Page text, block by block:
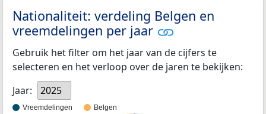
Nationaliteit: verdeling Belgen en
vreemdelingen per jaar
Gebruik het filter om het jaar van de cijfers te
selecteren en het verloop over de jaren te bekijken:
Jaar:
2025
Vreemdelingen Belgen